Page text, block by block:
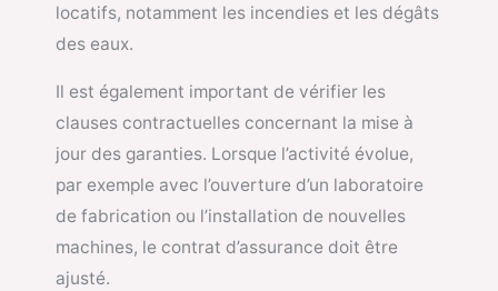
locatifs, notamment les incendies et les dégâts
des eaux.
Il est également important de vérifier les
clauses contractuelles concernant la mise à
jour des garanties. Lorsque l’activité évolue,
par exemple avec l’ouverture d’un laboratoire
de fabrication ou l’installation de nouvelles
machines, le contrat d’assurance doit être
ajusté.